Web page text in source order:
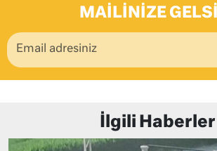
MAILINIZE
İlgili Haberler